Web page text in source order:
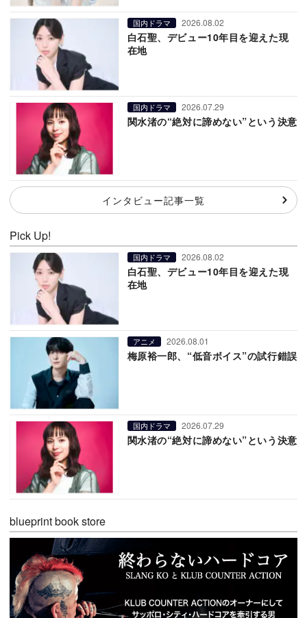
国内ドラマ 2026.08.02
白石聖、デビュー10年目を迎えた現
在地
国内ドラマ 2026.07.29
関水渚の“絶対に諦めない”という決意
インタビュー記事一覧
Pick Up!
国内ドラマ 2026.08.02
白石聖、デビュー10年目を迎えた現
在地
アニメ 2026.08.01
梅原裕一郎、“低音ボイス”の試行錯誤
国内ドラマ 2026.07.29
関水渚の“絶対に諦めない”という決意
blueprint book store